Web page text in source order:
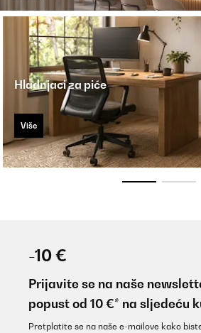
Hladnjaci za piće
Više
-10 €
Prijavite se na naše
popust od 10 €* na sljedeću
Pretplatite se na naše e-mailove kako